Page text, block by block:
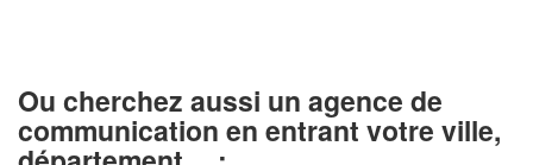
Ou cherchez aussi un agence de
communication en entrant votre ville,